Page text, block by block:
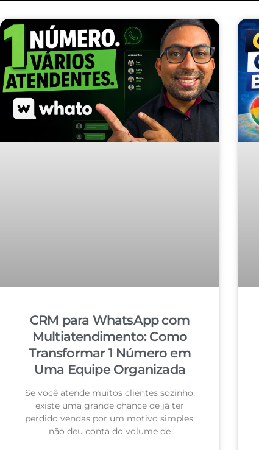
CRM para WhatsApp com
Multiatendimento: Como
Transformar 1 Número em
Uma Equipe Organizada
Se você atende muitos clientes sozinho,
existe uma grande chance de já ter
perdido vendas por um motivo simples:
não deu conta do volume de